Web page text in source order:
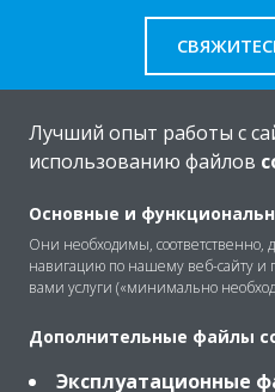
Решения
Помощь
Лучший опыт работы с
использованию файлов
Основные и
Они необходимы, соответственно,
навигацию по нашему веб-сайту и
вами услуги («минимально
Дополнительные файлы
Эксплуатационные